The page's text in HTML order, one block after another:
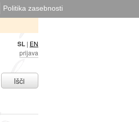
Politika zasebnosti
SL | EN
prijava
Išči